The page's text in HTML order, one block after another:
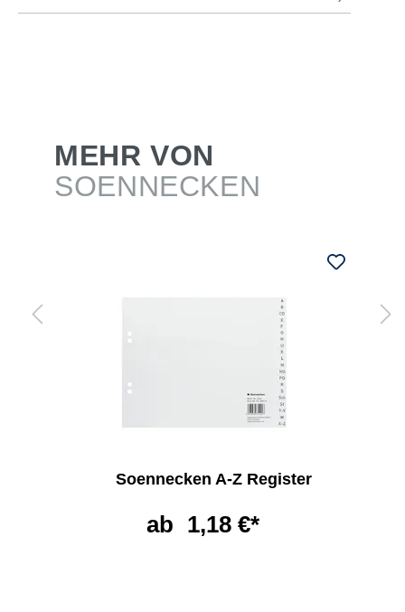
MEHR VON
SOENNECKEN
Soennecken A-Z Register
ab 1,18 €*